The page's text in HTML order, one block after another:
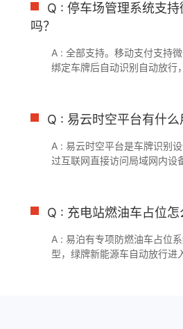
Q : 停车场管理系统支
吗？
A : 全部支持。移动支付支持
绑定车牌后自动识别自动放行
包年套餐等多种方式，军警车
Q : 易云时空平台有什么
A : 易云时空平台是车牌识别
过互联网直接访问局域网内设
备离线或异常识别自动告警通
幅降低运维成本。
Q : 充电站燃油车占位怎
A : 易泊有专项防燃油车占位
型，绿牌新能源车自动放行进